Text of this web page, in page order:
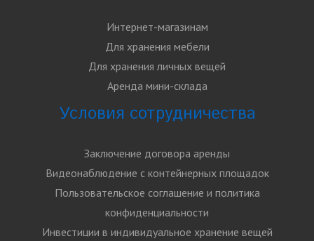
Интернет-магазинам
Для хранения мебели
Для хранения личных вещей
Аренда мини-склада
Условия сотрудничества
Заключение договора аренды
Видеонаблюдение с контейнерных площадок
Пользовательское соглашение и политика
конфиденциальности
Инвестиции в индивидуальное хранение вещей